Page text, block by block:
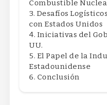
Combustible
Desafíos
con Estados Unidos
Iniciativas del
UU.
El Papel de la
Estadounidense
Conclusión